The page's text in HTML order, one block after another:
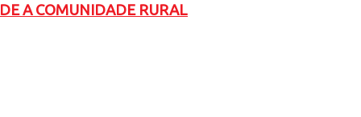
A COMUNIDADE RURAL